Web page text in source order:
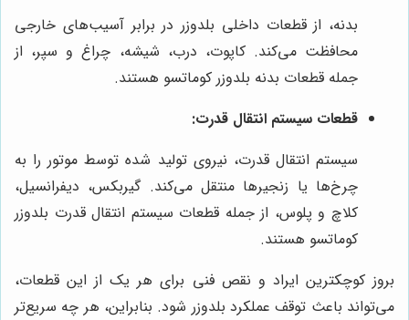
بدنه، از قطعات داخلی بلدوزر در برابر آسیب‌های خارجی
محافظت می‌کند. کاپوت، درب، شیشه، چراغ و سپر، از
جمله قطعات بدنه بلدوزر کوماتسو هستند.
قطعات سیستم انتقال قدرت:
سیستم انتقال قدرت، نیروی تولید شده توسط موتور را به
چرخ‌ها یا زنجیرها منتقل می‌کند. گیربکس، دیفرانسیل،
کلاچ و پلوس، از جمله قطعات سیستم انتقال قدرت بلدوزر
کوماتسو هستند.
بروز کوچکترین ایراد و نقص فنی برای هر یک از این قطعات،
می‌تواند باعث توقف عملکرد بلدوزر شود. بنابراین، هر چه سریع‌تر